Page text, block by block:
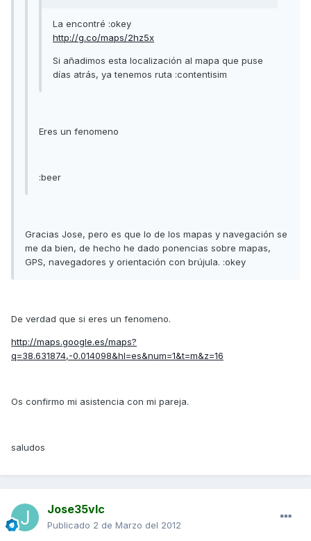
La encontré :okey
http://g.co/maps/2hz5x
Si añadimos esta localización al mapa que puse
días atrás, ya tenemos ruta :contentisim
Eres un fenomeno
:beer
Gracias Jose, pero es que lo de los mapas y navegación se
me da bien, de hecho he dado ponencias sobre mapas,
GPS, navegadores y orientación con brújula. :okey
De verdad que si eres un fenomeno.
http://maps.google.es/maps?
q=38.631874,-0.014098&hl=es&num=1&t=m&z=16
Os confirmo mi asistencia con mi pareja.
saludos
Jose35vlc
Publicado 2 de Marzo del 2012